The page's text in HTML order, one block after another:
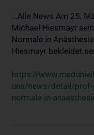
...Alle News Am 25.
Michael Hiesmayr
Normale in
Hiesmayr bekleidet
https://
uns/news/detail/prof-
normale-in-